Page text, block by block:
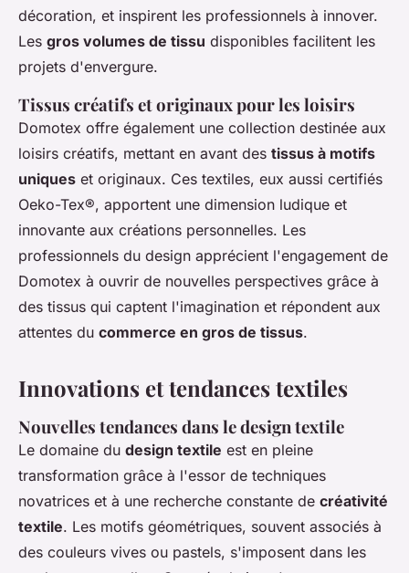
décoration, et inspirent les professionnels à innover.
Les gros volumes de tissu disponibles facilitent les
projets d'envergure.
Tissus créatifs et originaux pour les loisirs
Domotex offre également une collection destinée aux
loisirs créatifs, mettant en avant des tissus à motifs
uniques et originaux. Ces textiles, eux aussi certifiés
Oeko-Tex®, apportent une dimension ludique et
innovante aux créations personnelles. Les
professionnels du design apprécient l'engagement de
Domotex à ouvrir de nouvelles perspectives grâce à
des tissus qui captent l'imagination et répondent aux
attentes du commerce en gros de tissus.
Innovations et tendances textiles
Nouvelles tendances dans le design textile
Le domaine du design textile est en pleine
transformation grâce à l'essor de techniques
novatrices et à une recherche constante de créativité
textile. Les motifs géométriques, souvent associés à
des couleurs vives ou pastels, s'imposent dans les